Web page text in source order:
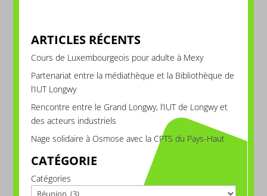
ARTICLES RÉCENTS
Cours de Luxembourgeois pour adulte à Mexy
Partenariat entre la médiathèque et la Bibliothèque de
l’IUT Longwy
Rencontre entre le Grand Longwy, l’IUT de Longwy et
des acteurs industriels
Nage solidaire à Osmose avec la CPTS du Pays-Haut
CATÉGORIE
Catégories